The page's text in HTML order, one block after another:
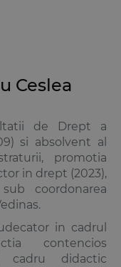
Ceslea
de Drept a
si absolvent al
promotia
in drept (2023),
coordonarea
.
in cadrul
contencios
cadru didactic